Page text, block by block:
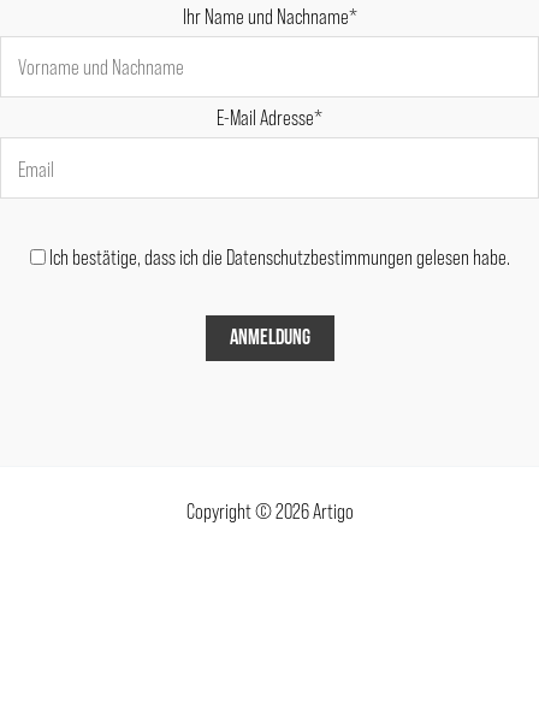
Ihr Name und Nachname*
E-Mail Adresse*
Ich bestätige, dass ich die Datenschutzbestimmungen gelesen habe.
Copyright © 2026 Artigo